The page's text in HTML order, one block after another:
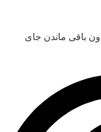
باقی ماندن جای